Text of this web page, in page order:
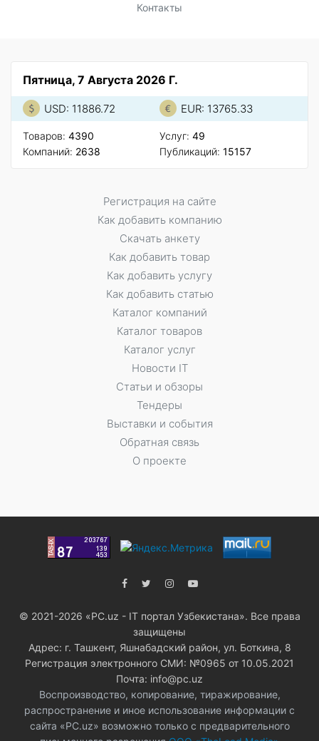
Контакты
Пятница, 7 Августа 2026 Г.
USD: 11886.72 EUR: 13765.33
Товаров: 4390
Компаний: 2638
Услуг: 49
Публикаций: 15157
Регистрация на сайте
Как добавить компанию
Скачать анкету
Как добавить товар
Как добавить услугу
Как добавить статью
Каталог компаний
Каталог товаров
Каталог услуг
Новости IT
Статьи и обзоры
Тендеры
Выставки и события
Обратная связь
О проекте
© 2021-2026 «PC.uz - IT портал Узбекистана». Все права
защищены
Адрес: г. Ташкент, Яшнабадский район, ул. Боткина, 8
Регистрация электронного СМИ: №0965 от 10.05.2021
Почта: info@pc.uz
Воспроизводство, копирование, тиражирование,
распространение и иное использование информации с
сайта «PC.uz» возможно только с предварительного